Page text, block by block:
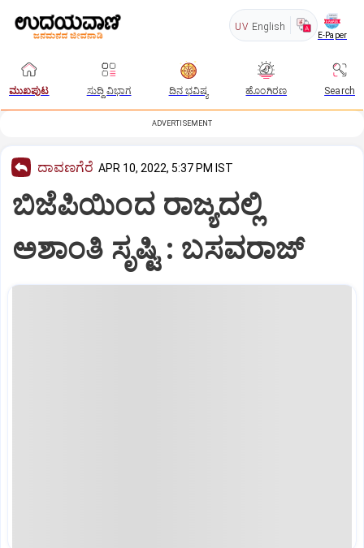
UV English
E-Paper
ಮುಖಪುಟ ಸುದ್ದಿ ವಿಭಾಗ ದಿನ ಭವಿಷ್ಯ ಹೊಂಗಿರಣ Search
ADVERTISEMENT
ದಾವಣಗೆರೆ APR 10, 2022, 5:37 PM IST
ಬಿಜೆಪಿಯಿಂದ ರಾಜ್ಯದಲ್ಲಿ
ಅಶಾಂತಿ ಸೃಷ್ಟಿ : ಬಸವರಾಜ್‌